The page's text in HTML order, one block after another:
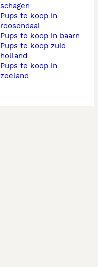
schagen
pups te koop in
roosendaal
pups te koop in baarn
pups te koop zuid
holland
pups te koop in
zeeland